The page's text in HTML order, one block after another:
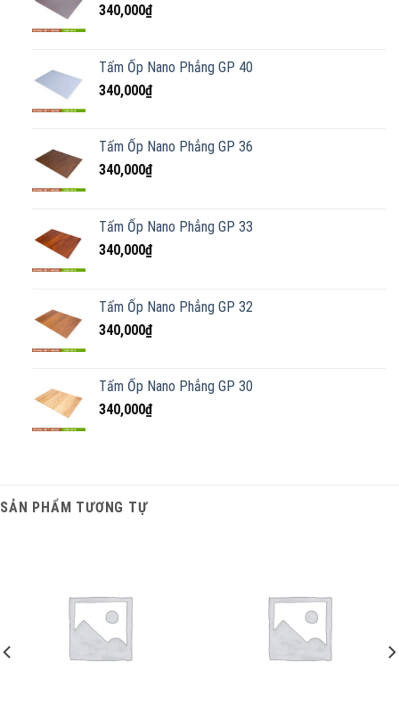
340,000₫
Tấm Ốp Nano Phẳng GP 40
340,000₫
Tấm Ốp Nano Phẳng GP 36
340,000₫
Tấm Ốp Nano Phẳng GP 33
340,000₫
Tấm Ốp Nano Phẳng GP 32
340,000₫
Tấm Ốp Nano Phẳng GP 30
340,000₫
SẢN PHẨM TƯƠNG TỰ